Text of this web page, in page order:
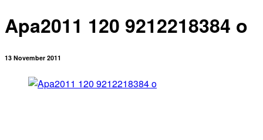
Apa2011 120 9212218384 o
13 November 2011